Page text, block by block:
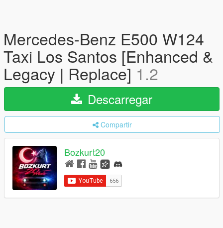
Mercedes-Benz E500 W124
Taxi Los Santos [Enhanced &
Legacy | Replace] 1.2
Descarregar
Compartir
Bozkurt20